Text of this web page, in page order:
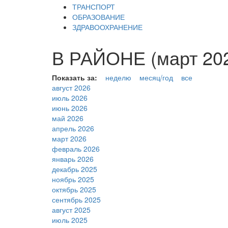
ТРАНСПОРТ
ОБРАЗОВАНИЕ
ЗДРАВООХРАНЕНИЕ
В РАЙОНЕ (март
Показать за: неделю месяц/год
все
август 2026
июль 2026
июнь 2026
май 2026
апрель 2026
март 2026
февраль 2026
январь 2026
декабрь 2025
ноябрь 2025
октябрь 2025
сентябрь 2025
август 2025
июль 2025